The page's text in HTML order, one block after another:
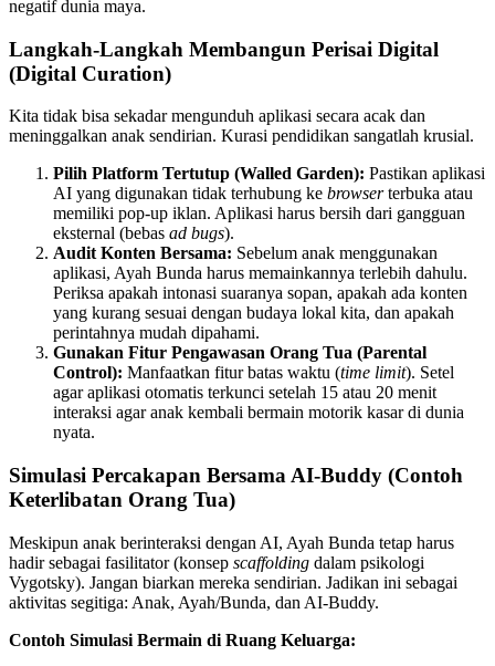
negatif dunia maya.
Langkah-Langkah Membangun Perisai Digital
(Digital Curation)
Kita tidak bisa sekadar mengunduh aplikasi secara acak dan
meninggalkan anak sendirian. Kurasi pendidikan sangatlah krusial.
Pilih Platform Tertutup (Walled Garden): Pastikan aplikasi
AI yang digunakan tidak terhubung ke browserterbuka atau
memiliki pop-up iklan. Aplikasi harus bersih dari gangguan
eksternal (bebas ad bugs).
Audit Konten Bersama: Sebelum anak menggunakan
aplikasi, Ayah Bunda harus memainkannya terlebih dahulu.
Periksa apakah intonasi suaranya sopan, apakah ada konten
yang kurang sesuai dengan budaya lokal kita, dan apakah
perintahnya mudah dipahami.
Gunakan Fitur Pengawasan Orang Tua (Parental
Control): Manfaatkan fitur batas waktu (time limit). Setel
agar aplikasi otomatis terkunci setelah 15 atau 20 menit
interaksi agar anak kembali bermain motorik kasar di dunia
nyata.
Simulasi Percakapan Bersama AI-Buddy (Contoh
Keterlibatan Orang Tua)
Meskipun anak berinteraksi dengan AI, Ayah Bunda tetap harus
hadir sebagai fasilitator (konsep scaffolding dalam psikologi
Vygotsky). Jangan biarkan mereka sendirian. Jadikan ini sebagai
aktivitas segitiga: Anak, Ayah/Bunda, dan AI-Buddy.
Contoh Simulasi Bermain di Ruang Keluarga: